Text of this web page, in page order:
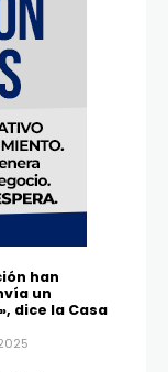
han
un
dice la Casa